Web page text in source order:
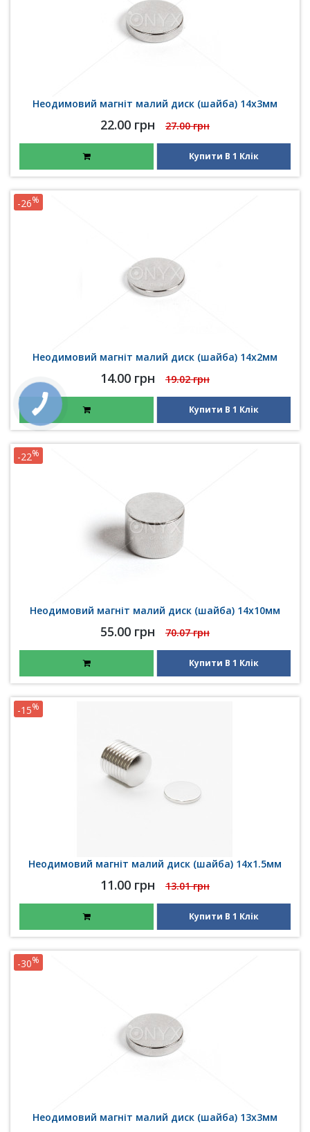
Неодимовий магніт малий диск (шайба) 14х3мм
22.00 грн 27.00 грн
Купити В 1 Клік
Неодимовий магніт малий диск (шайба) 14х2мм
14.00 грн 19.02 грн
-26%
Купити В 1 Клік
Неодимовий магніт малий диск (шайба) 14х10мм
55.00 грн 70.07 грн
-22%
Купити В 1 Клік
Неодимовий магніт малий диск (шайба) 14х1.5мм
11.00 грн 13.01 грн
-15%
Купити В 1 Клік
Неодимовий магніт малий диск (шайба) 13х3мм
-30%